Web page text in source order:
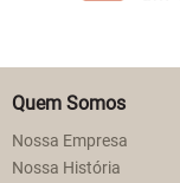
Quem Somos
Nossa Empresa
Nossa História